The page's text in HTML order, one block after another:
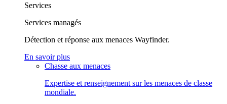
Services
Services managés
Détection et réponse aux menaces Wayfinder.
En savoir plus
Chasse aux menaces
Expertise et renseignement sur les menaces de classe
mondiale.